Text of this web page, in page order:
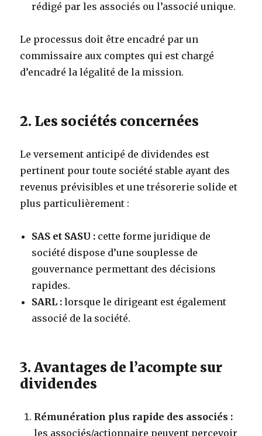
rédigé par les associés ou l’associé unique.
Le processus doit être encadré par un
commissaire aux comptes qui est chargé
d’encadré la légalité de la mission.
2. Les sociétés concernées
Le versement anticipé de dividendes est
pertinent pour toute société stable ayant des
revenus prévisibles et une trésorerie solide et
plus particulièrement :
SAS et SASU : cette forme juridique de
société dispose d’une souplesse de
gouvernance permettant des décisions
rapides.
SARL : lorsque le dirigeant est également
associé de la société.
3. Avantages de l’acompte sur
dividendes
Rémunération plus rapide des associés :
les associés/actionnaire peuvent percevoir